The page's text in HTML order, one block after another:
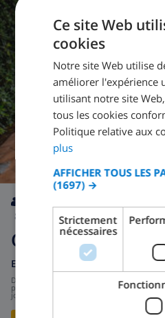
CLUB VILLAMAR CLASSEMENT
8 5m wifi
Cluedo
Espagne Mallorca
par
jour 205,61 $US
Ce site Web
cookies
Notre site Web utilise
améliorer l'expérience
utilisant notre site
tous les cookies
Politique relative aux
plus
AFFICHER TOUS LES
(1697) →
Strictement
nécessaires